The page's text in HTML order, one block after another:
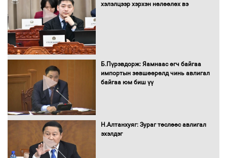
төлөвлөгөө”-гөө танилцуулна
худалдан авах журмыг баталлаа
шилжиж, найр наадам, зөвлөгөөн,
гадаад томилолтыг хориглолоо
хэлэлцээр хэрхэн нөлөөлөх вэ
Б.Пүрэвдорж: Яамнаас өгч байгаа
импортын зөвшөөрөлд чинь авлигал
байгаа юм биш үү
Н.Алтанхуяг: Зураг төслөөс авлигал
эхэлдэг